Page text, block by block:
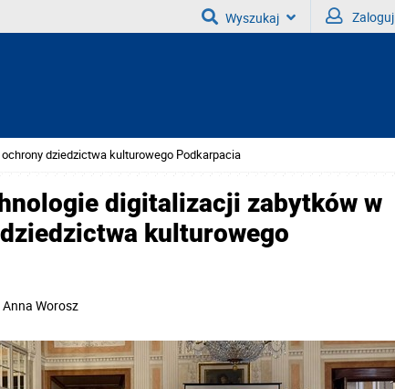
Wyszukaj Zaloguj
dziedzictwa kulturowego Podkarpacia
digitalizacji zabytków w
kulturowego
Anna Worosz